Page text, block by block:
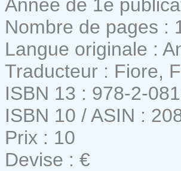
Année de 1e
Nombre de pages :
Langue originale :
Traducteur : Fiore,
ISBN 13 : 978-2-
ISBN 10 / ASIN :
Prix : 10
Devise : €